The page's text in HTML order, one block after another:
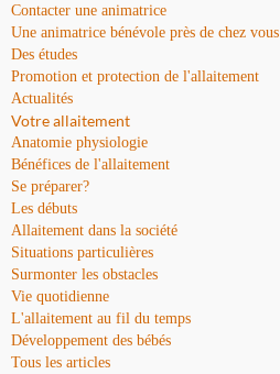
Contacter une animatrice
Une animatrice bénévole près de chez vous
Des études
Promotion et protection de l'allaitement
Actualités
Votre allaitement
Anatomie physiologie
Bénéfices de l'allaitement
Se préparer?
Les débuts
Allaitement dans la société
Situations particulières
Surmonter les obstacles
Vie quotidienne
L'allaitement au fil du temps
Développement des bébés
Tous les articles